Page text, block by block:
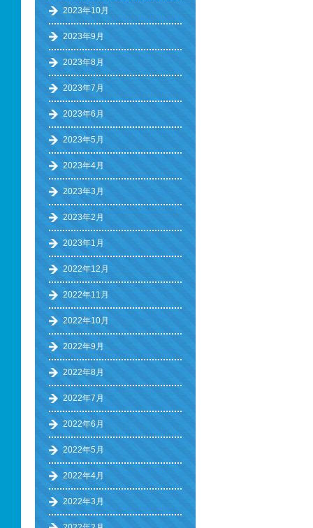
2023年10月
2023年9月
2023年8月
2023年7月
2023年6月
2023年5月
2023年4月
2023年3月
2023年2月
2023年1月
2022年12月
2022年11月
2022年10月
2022年9月
2022年8月
2022年7月
2022年6月
2022年5月
2022年4月
2022年3月